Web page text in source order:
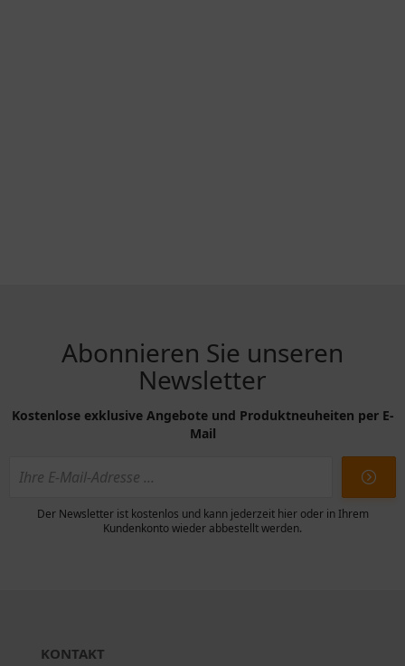
Abonnieren Sie unseren
Newsletter
Kostenlose exklusive Angebote und Produktneuheiten per E-
Mail
Der Newsletter ist kostenlos und kann jederzeit hier oder in Ihrem
Kundenkonto wieder abbestellt werden.
KONTAKT